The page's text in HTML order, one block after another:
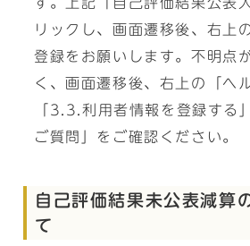
リックし、画面遷移後、右上
登録をお願いします。不明点
く、画面遷移後、右上の「ヘ
「3.3.利用者情報を登録する
ご質問」をご確認ください。
自己評価結果未公表減算
て